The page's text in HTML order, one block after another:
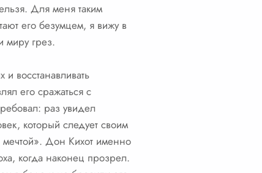
Для меня таким
его безумцем, я вижу в
миру грез.
восстанавливать
его сражаться с
раз увидел
который следует своим
мечтой». Дон Кихот именно
когда наконец прозрел.